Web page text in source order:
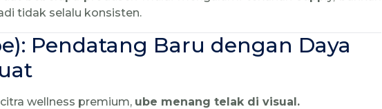
tidak selalu konsisten.
Pendatang Baru dengan Daya
wellness premium, ube menang telak di visual.